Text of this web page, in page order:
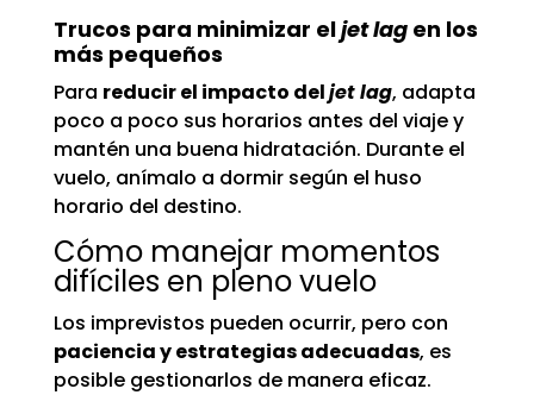
Trucos para minimizar eljet lagen los
más pequeños
Para reducir el impacto deljet lag, adapta
poco a poco sus horarios antes del viaje y
mantén una buena hidratación. Durante el
vuelo, anímalo a dormir según el huso
horario del destino.
Cómo manejar momentos
difíciles en pleno vuelo
Los imprevistos pueden ocurrir, pero con
paciencia y estrategias adecuadas, es
posible gestionarlos de manera eficaz.